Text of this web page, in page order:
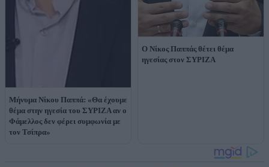
Μήνυμα Νίκου Παππά: «Θα έχουμε
θέμα στην ηγεσία του ΣΥΡΙΖΑ αν ο
Φάμελλος δεν φέρει συμφωνία με
τον Τσίπρα»
Ο Νίκος Παππάς θέτει θέμα
ηγεσίας στον ΣΥΡΙΖΑ